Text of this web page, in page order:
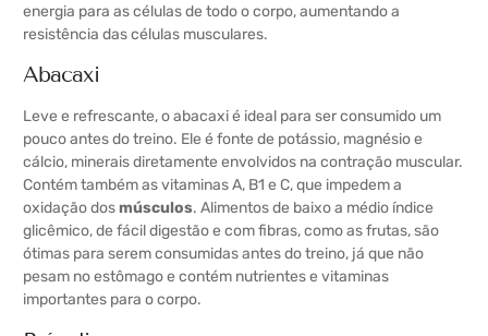
energia para as células de todo o corpo, aumentando a
resistência das células musculares.
Abacaxi
Leve e refrescante, o abacaxi é ideal para ser consumido um
pouco antes do treino. Ele é fonte de potássio, magnésio e
cálcio, minerais diretamente envolvidos na contração muscular.
Contém também as vitaminas A, B1 e C, que impedem a
oxidação dosmúsculos. Alimentos de baixo a médio índice
glicêmico, de fácil digestão e com fibras, como as frutas, são
ótimas para serem consumidas antes do treino, já que não
pesam no estômago e contém nutrientes e vitaminas
importantes para o corpo.